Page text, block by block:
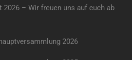
2026 – Wir freuen uns auf euch ab
2026